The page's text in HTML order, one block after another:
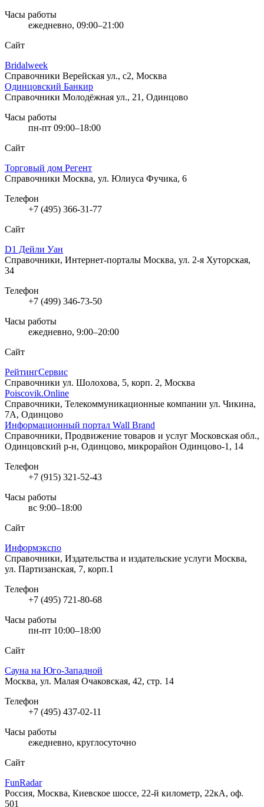
Часы работы
ежедневно, 09:00–21:00
Сайт
Bridalweek
Справочники Верейская ул., с2, Москва
Одинцовский Банкир
Справочники Молодёжная ул., 21, Одинцово
Часы работы
пн-пт 09:00–18:00
Сайт
Торговый дом Регент
Справочники Москва, ул. Юлиуса Фучика, 6
Телефон
+7 (495) 366-31-77
Сайт
D1 Дейли Уан
Справочники, Интернет-порталы Москва, ул. 2-я Хуторская,
34
Телефон
+7 (499) 346-73-50
Часы работы
ежедневно, 9:00–20:00
Сайт
РейтингСервис
Справочники ул. Шолохова, 5, корп. 2, Москва
Poiscovik.Online
Справочники, Телекоммуникационные компании ул. Чикина,
7А, Одинцово
Информационный портал Wall Brand
Справочники, Продвижение товаров и услуг Московская обл.,
Одинцовский р-н, Одинцово, микрорайон Одинцово-1, 14
Телефон
+7 (915) 321-52-43
Часы работы
вс 9:00–18:00
Сайт
Информэкспо
Справочники, Издательства и издательские услуги Москва,
ул. Партизанская, 7, корп.1
Телефон
+7 (495) 721-80-68
Часы работы
пн-пт 10:00–18:00
Сайт
Сауна на Юго-Западной
Москва, ул. Малая Очаковская, 42, стр. 14
Телефон
+7 (495) 437-02-11
Часы работы
ежедневно, круглосуточно
Сайт
FunRadar
Россия, Москва, Киевское шоссе, 22-й километр, 22кА, оф.
501